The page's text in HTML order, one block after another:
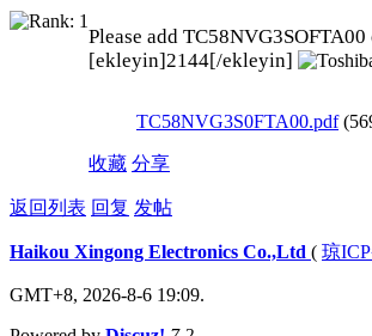
Please add
[ekleyin]2144[/ekleyin]
TC58NVG3S0FTA00.pdf
收藏 分享
返回列表 回复 发帖
Haikou Xingong Electronics Co.,Ltd ( 琼
GMT+8, 2026-8-6 19:09.